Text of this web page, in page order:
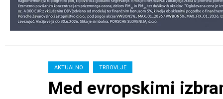
AKTUALNO TRBOVLJE
Med evropskimi